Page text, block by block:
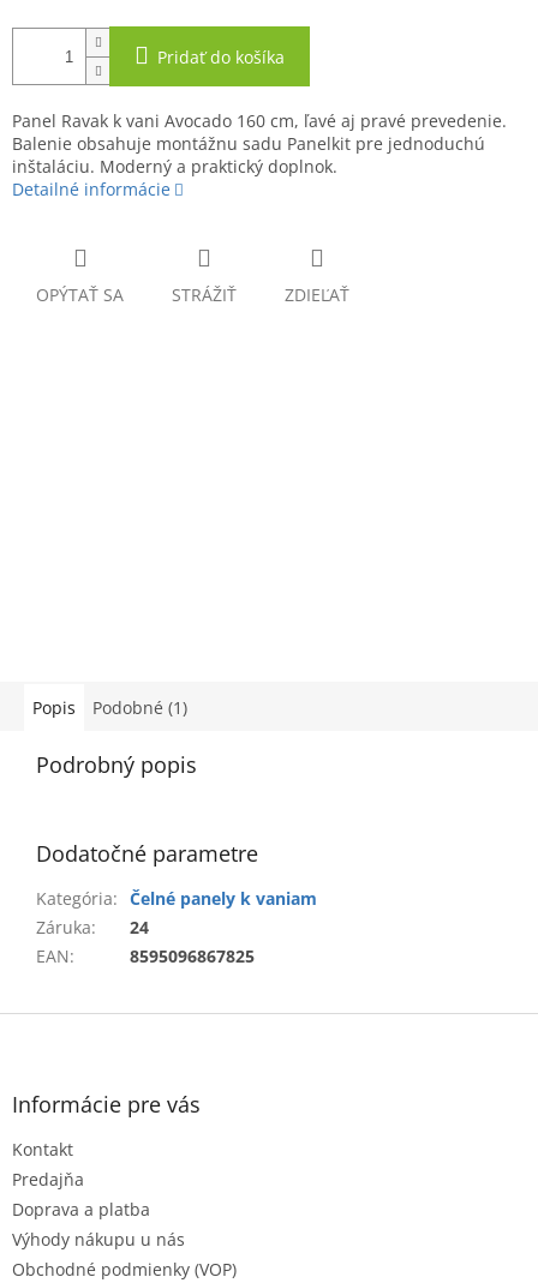
Pridať do košíka
Panel Ravak k vani Avocado 160 cm, ľavé aj pravé prevedenie.
Balenie obsahuje montážnu sadu Panelkit pre jednoduchú
inštaláciu. Moderný a praktický doplnok.
Detailné informácie
OPÝTAŤ SA STRÁŽIŤ ZDIEĽAŤ
Popis Podobné (1)
Podrobný popis
Dodatočné parametre
Kategória: Čelné panely k vaniam
Záruka:
24
EAN: 8595096867825
Z
Informácie pre vás
Kontakt
Predajňa
Doprava a platba
Výhody nákupu u nás
Obchodné podmienky (VOP)